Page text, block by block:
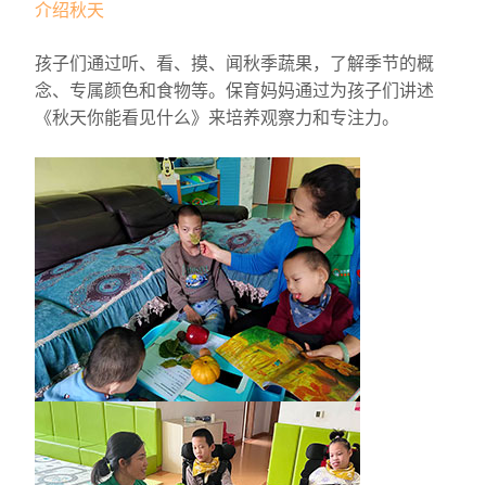
介绍秋天
孩子们通过听、看、摸、闻秋季蔬果，了解季节的概
念、专属颜色和食物等。保育妈妈通过为孩子们讲述
《秋天你能看见什么》来培养观察力和专注力。